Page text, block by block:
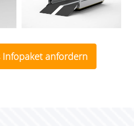
Barrieren und
Bediensäule
Infopaket anfordern